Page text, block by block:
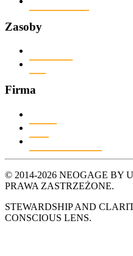
Zasoby
Firma
© 2014-2026 NEOGAGE BY
PRAWA ZASTRZEŻONE.
STEWARDSHIP AND
CONSCIOUS LENS.